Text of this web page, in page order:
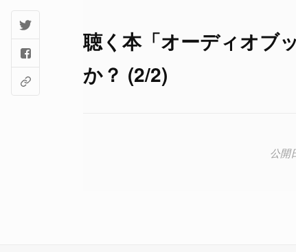
聴く本「オーディオブ
か？ (2/2)